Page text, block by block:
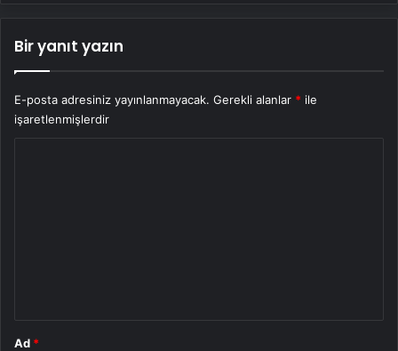
Bir yanıt yazın
E-posta adresiniz yayınlanmayacak. Gerekli alanlar * ile
işaretlenmişlerdir
Ad *